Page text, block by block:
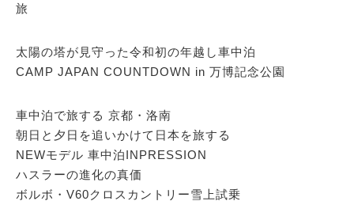
旅
太陽の塔が見守った令和初の年越し車中泊
CAMP JAPAN COUNTDOWN in 万博記念公園
車中泊で旅する 京都・洛南
朝日と夕日を追いかけて日本を旅する
NEWモデル 車中泊INPRESSION
ハスラーの進化の真価
ボルボ・V60クロスカントリー雪上試乗